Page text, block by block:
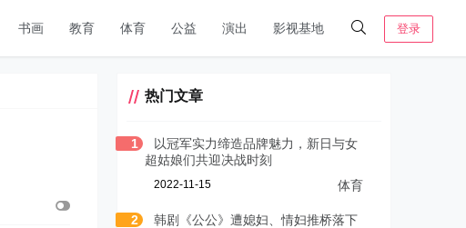
书画 教育 体育 公益 演出 影视基地 登录
热门文章
1
以冠军实力缔造品牌魅力，新日与女
超姑娘们共迎决战时刻
2022-11-15 体育
2
韩剧《公公》遭媳妇、情妇推桥落下